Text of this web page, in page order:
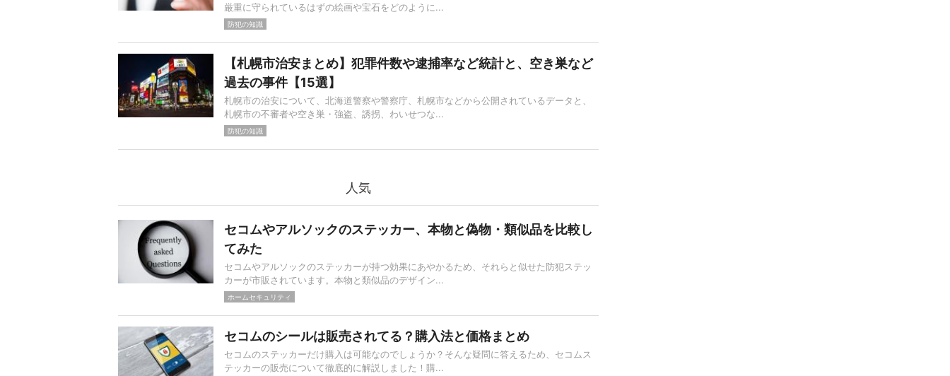
厳重に守られているはずの絵画や宝石をどのように...
防犯の知識
【札幌市治安まとめ】犯罪件数や逮捕率など統計と、空き巣など
過去の事件【15選】
札幌市の治安について、北海道警察や警察庁、札幌市などから公開されているデータと、
札幌市の不審者や空き巣・強盗、誘拐、わいせつな...
防犯の知識
人気
セコムやアルソックのステッカー、本物と偽物・類似品を比較し
てみた
セコムやアルソックのステッカーが持つ効果にあやかるため、それらと似せた防犯ステッ
カーが市販されています。本物と類似品のデザイン...
ホームセキュリティ
セコムのシールは販売されてる？購入法と価格まとめ
セコムのステッカーだけ購入は可能なのでしょうか？そんな疑問に答えるため、セコムス
テッカーの販売について徹底的に解説しました！購...